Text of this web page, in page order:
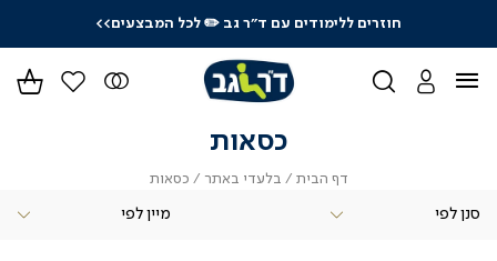
חוזרים ללימודים עם ד"ר גב✏️ לכל המבצעים>>
כסאות
דף הבית דףבלעדי באתר בלעדי
כסאותכסאות
סנן לפי